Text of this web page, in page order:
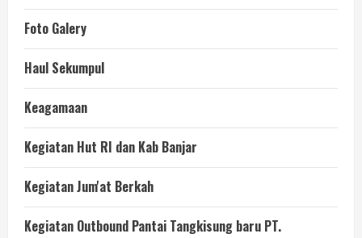
Foto Galery
Haul Sekumpul
Keagamaan
Kegiatan Hut RI dan Kab Banjar
Kegiatan Jum'at Berkah
Kegiatan Outbound Pantai Tangkisung baru PT.